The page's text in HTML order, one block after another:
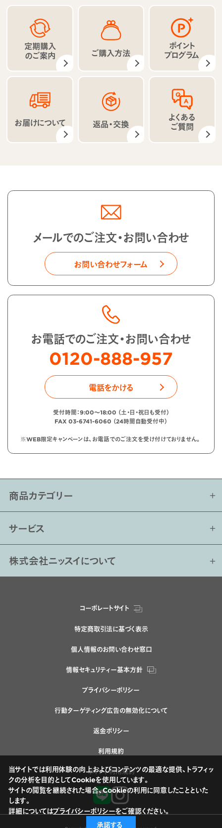
定期購入
のご案内 ご購入方法
ポイント
プログラム
お届けについて 返品・交換
よくある
ご質問
メールでのご注文・お問い合わせ
お問い合わせフォーム
お電話でのご注文・お問い合わせ
0120-888-957
電話をかける
受付時間：9:00〜18:00 （土・日・祝日も受付）
FAX 03-6741-6060 （24時間自動受付中）
※WEB限定キャンペーンは、お電話でのご注文を受け付けておりません。
商品カテゴリー
サービス
株式会社ニッスイについて
コーポレートサイト
特定商取引法に基づく表示
個人情報のお問い合わせ窓口
情報セキュリティー基本方針
プライバシーポリシー
行動ターゲティング広告の無効化について
返金ポリシー
利用規約
ポイント利用規約
当サイトでは利用体験の向上およびコンテンツの最適な提供、トラフィッ
クの分析を目的としてCookieを使用しています。
サイトの閲覧を継続された場合、Cookieの利用に同意したことといた
します。
詳細についてはプライバシーポリシーをご確認ください。
承諾する